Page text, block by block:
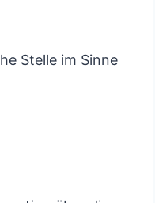
Stelle im Sinne